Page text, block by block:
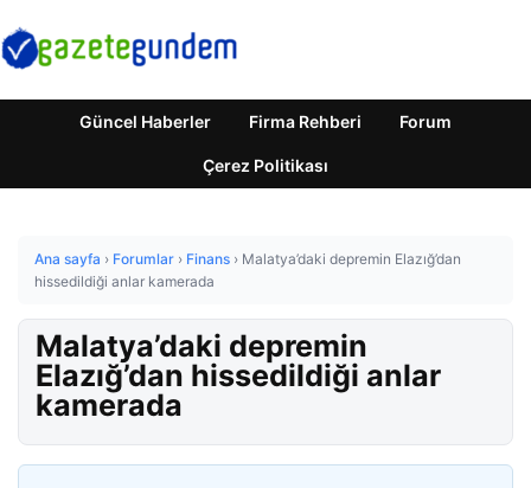
Güncel Haberler Firma Rehberi Forum
Çerez Politikası
Ana sayfa › Forumlar › Finans › Malatya’daki depremin Elazığ’dan
hissedildiği anlar kamerada
Malatya’daki depremin
Elazığ’dan hissedildiği anlar
kamerada